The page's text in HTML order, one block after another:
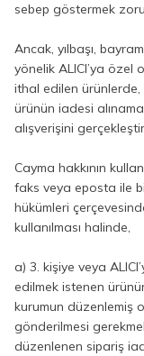
sebep göstermek
Ancak, yılbaşı,
yönelik ALICI’ya özel
ithal edilen
ürünün iadesi
alışverişini
Cayma hakkının
faks veya eposta ile
hükümleri
kullanılması halinde,
a) 3. kişiye veya
edilmek istenen
kurumun düzenlemiş
gönderilmesi
düzenlenen sipariş